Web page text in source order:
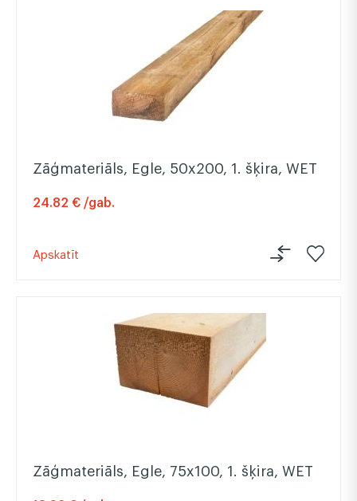
Zāģmateriāls, Egle, 50x200, 1. šķira, WET
24.82 € /gab.
Apskatīt
Zāģmateriāls, Egle, 75x100, 1. šķira, WET